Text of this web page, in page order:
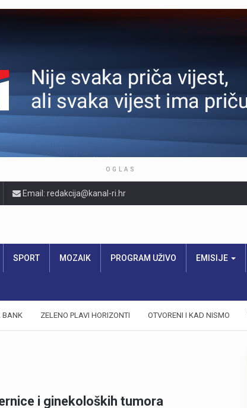
OGLAS
Email: redakcija@kanal-ri.hr
SPORT MOZAIK PROGRAM UŽIVO EMISIJE
BANK ZELENO PLAVI HORIZONTI OTVORENI I KAD NISMO
i ginekoloških tumora